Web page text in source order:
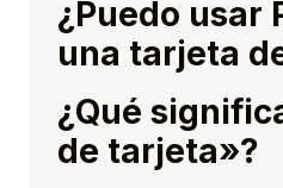
¿Puedo usar
una tarjeta
¿Qué
de tarjeta»?